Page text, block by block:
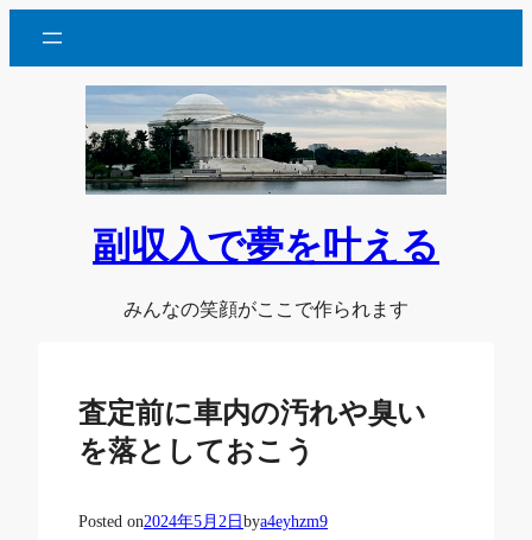
を
副収入で夢を叶える
みんなの笑顔がここで作られます
査定前に車内の汚れや臭い
を落としておこう
Posted on2024年5月2日 bya4eyhzm9